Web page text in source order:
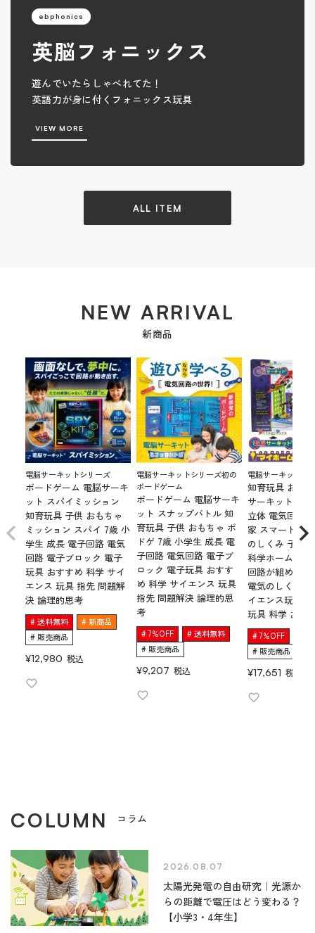
ebphonics
英脳フォニックス
遊んでいたらしゃべれてた！
英語力が身に付くフォニックス玩具
VIEW MORE
ALL ITEM
NEW ARRIVAL
新商品
電脳サーキットシリーズ
ボードゲーム 電脳サーキ
ット スパイミッション
知育玩具 子供 おもちゃ
ミッション スパイ 7歳 小
学生 成長 電子回路 電気
回路 電子ブロック 電子
玩具 おすすめ 科学 サイ
エンス 玩具 指先 問題解
決 論理的思考
送料無料
新商品
販売商品
¥12,980 税込
電脳サーキットシリーズ初の
ボードゲーム
ボードゲーム 電脳サーキ
ット スナップバトル 知
育玩具 子供 おもちゃ ボ
ドゲ 7歳 小学生 成長 電
子回路 電気回路 電子ブ
ロック 電子玩具 おすす
め 科学 サイエンス 玩具
指先 問題解決 論理的思
考
7%OFF
送料無料
販売商品
¥9,207 税込
電脳サーキットシ
知育玩具 おも
サーキット マ
立体 電気回路
家 スマートホ
のしくみ 子供
科学ホーム 立
回路が組めて、
電気のしくみが
イエンス玩具
玩具 科学 おも
7%OFF
販売商品
¥17,651 税込
COLUMN コラム
2026.08.07
太陽光発電の自由研究｜光源か
らの距離で電圧はどう変わる？
【小学3・4年生】